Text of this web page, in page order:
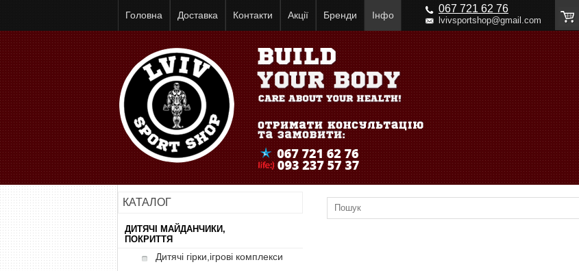
Головна Доставка Контакти Акції Бренди Інфо
067 721 62 76
lvivsportshop@gmail.com
КАТАЛОГ
ДИТЯЧІ МАЙДАНЧИКИ,
ПОКРИТТЯ
Дитячі гірки,ігрові комплекси